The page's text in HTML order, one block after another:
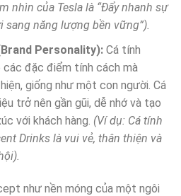
nhìn của Tesla là “Đẩy nhanh sự
sang năng lượng bền vững”).
Personality):Cá tính
đặc điểm tính cách mà
giống như một con người. Cá
trở nên gần gũi, dễ nhớ và tạo
với khách hàng. (Ví dụ: Cá tính
Drinks là vui vẻ, thân thiện và
như nền móng của một ngôi